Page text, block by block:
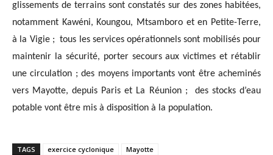
glissements de terrains sont constatés sur des zones habitées,
notamment Kawéni, Koungou, Mtsamboro et en Petite-Terre,
à la Vigie ; tous les services opérationnels sont mobilisés pour
maintenir la sécurité, porter secours aux victimes et rétablir
une circulation ;des moyens importants vont être acheminés
vers Mayotte, depuis Paris et La Réunion ;
des stocks d’eau
potable vont être mis à disposition à la population.
TAGS exercice cyclonique Mayotte